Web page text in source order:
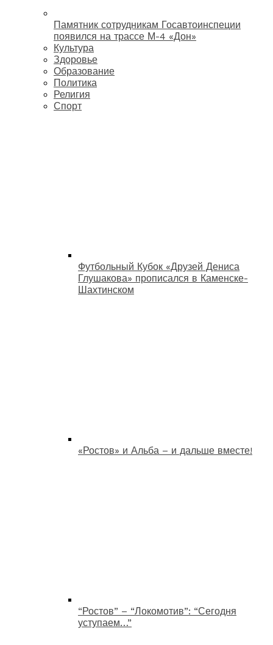
Памятник сотрудникам Госавтоинспеции
появился на трассе М-4 «Дон»
Культура
Здоровье
Образование
Политика
Религия
Спорт
Футбольный Кубок «Друзей Дениса
Глушакова» прописался в Каменске-
Шахтинском
«Ростов» и Альба – и дальше вместе!
“Ростов” – “Локомотив”: “Сегодня
уступаем…”